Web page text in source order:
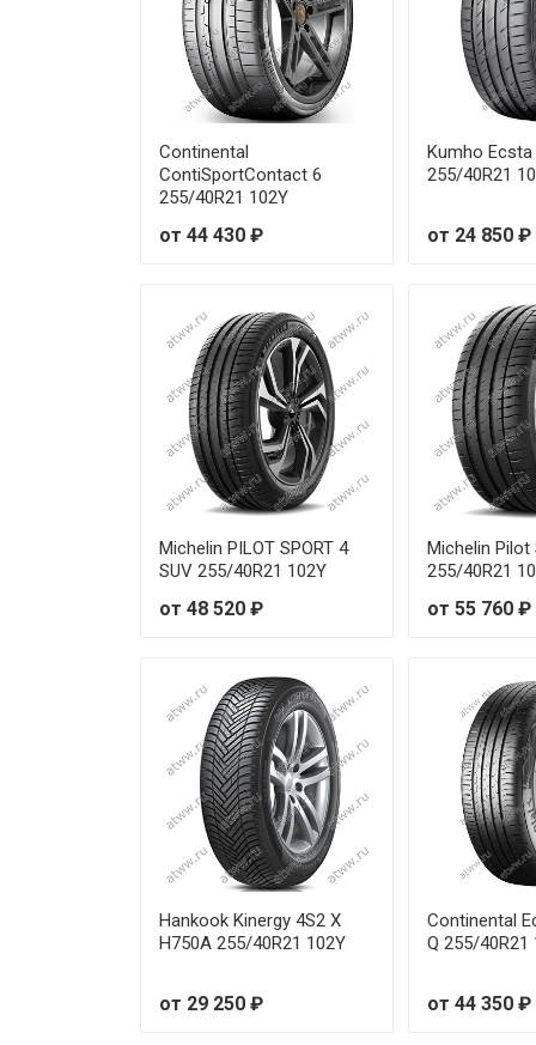
Continental
ContiSportContact 6
255/40R21 102Y
от 44 430 ₽
Kumho Ecsta
255/40R21
от 24 850 ₽
Michelin PILOT SPORT 4
SUV 255/40R21 102Y
от 48 520 ₽
Michelin Pilot
255/40R21
от 55 760 ₽
Hankook Kinergy 4S2 X
H750A 255/40R21 102Y
от 29 250 ₽
Continental
Q 255/40R21
от 44 350 ₽